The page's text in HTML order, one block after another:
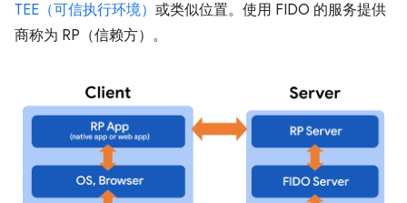
TEE（可信执行环境） 或类似位置。使用 FIDO 的服务提供
商称为 RP（信赖方）。